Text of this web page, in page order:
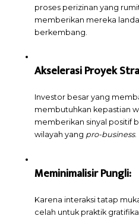
proses perizinan yang
memberikan mereka
berkembang.
Akselerasi Proyek
Investor besar yang
membutuhkan kepastian
memberikan sinyal positif
wilayah yang pro-business.
Meminimalisir Pungli:
Karena interaksi tatap
celah untuk praktik